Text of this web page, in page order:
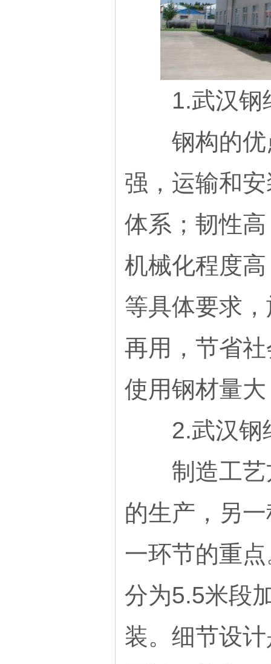
1.武汉钢
钢构的优点
强，运输和
体系；韧性
机械化程度
等具体要求
再用，节省
使用钢材量
2.武汉钢
制造工艺方
的生产，另
一环节的重
分为5.5米段
装。细节设